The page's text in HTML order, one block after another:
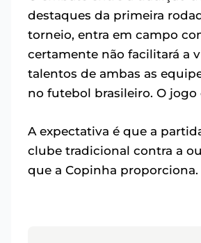
destaques da primeira
torneio, entra em campo
certamente não facilitará a
talentos de ambas as
no futebol brasileiro. O
A expectativa é que a
clube tradicional contra a
que a Copinha proporciona.